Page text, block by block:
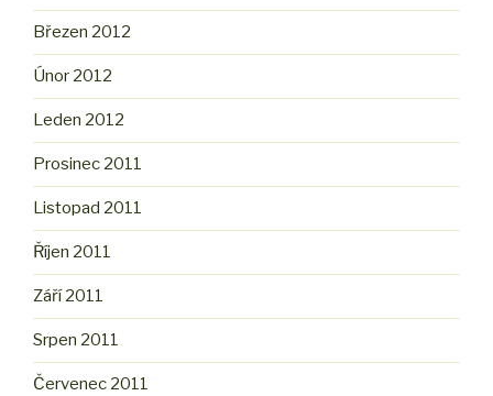
Březen 2012
Únor 2012
Leden 2012
Prosinec 2011
Listopad 2011
Říjen 2011
Září 2011
Srpen 2011
Červenec 2011